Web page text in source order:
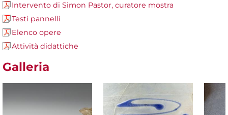
Intervento di Simon Pastor, curatore mostra
Testi pannelli
Elenco opere
Attività didattiche
Galleria